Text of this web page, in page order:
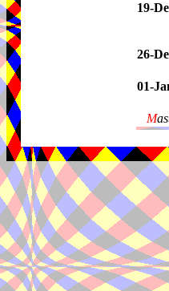
19-
26-
01-
M